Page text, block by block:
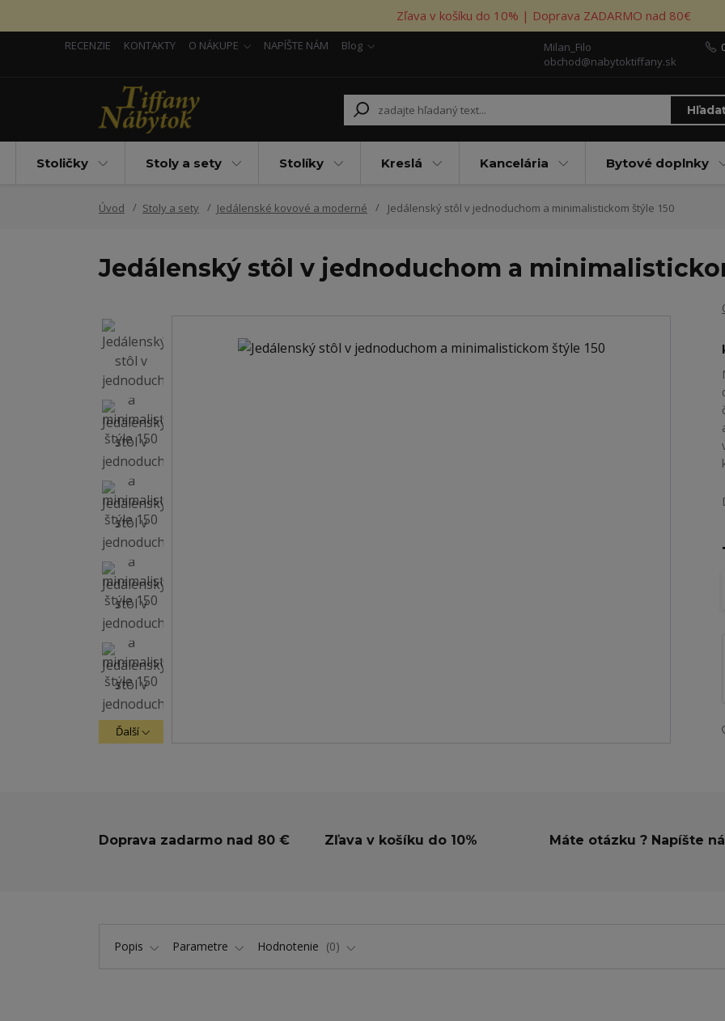
Zľava v košíku do 10% | Doprava ZADARMO nad 80€
RECENZIE KONTAKTY O NÁKUPE NAPÍŠTE NÁM
Blog
Milan_Filo
obchod@nabytoktiffany.sk
Stoličky Stoly a sety Stolíky Kreslá Kancelária Bytové doplnky
Úvod Stoly a sety Jedálenské kovové a moderné Jedálenský stôl v jednoduchom a minimalistickom štýle 150
Jedálenský stôl v jednoduchom a
Ďalší
Doprava zadarmo nad 80 € Zľava v košíku do 10% Máte otázku ? Napíšte
Popis Parametre Hodnotenie 0